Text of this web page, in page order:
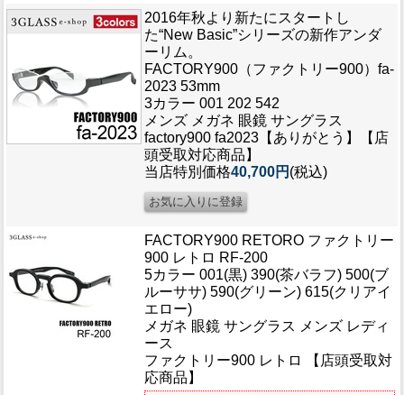
ブログ
BLOG
会社概要
COMPANY
インフォメーション
INFORMATION
2016年秋より新たにスタートし
た“New Basic”シリーズの新作アンダ
ーリム。
FACTORY900（ファクトリー900）fa-
2023 53mm
3カラー 001 202 542
メンズ メガネ 眼鏡 サングラス
factory900 fa2023【ありがとう】【店
頭受取対応商品】
当店特別価格40,700円 (税込)
FACTORY900 RETORO ファクトリー
900 レトロ RF-200
5カラー 001(黒) 390(茶バラフ) 500(ブ
ルーササ) 590(グリーン) 615(クリアイ
エロー)
メガネ 眼鏡 サングラス メンズ レディ
ース
ファクトリー900 レトロ 【店頭受取対
応商品】